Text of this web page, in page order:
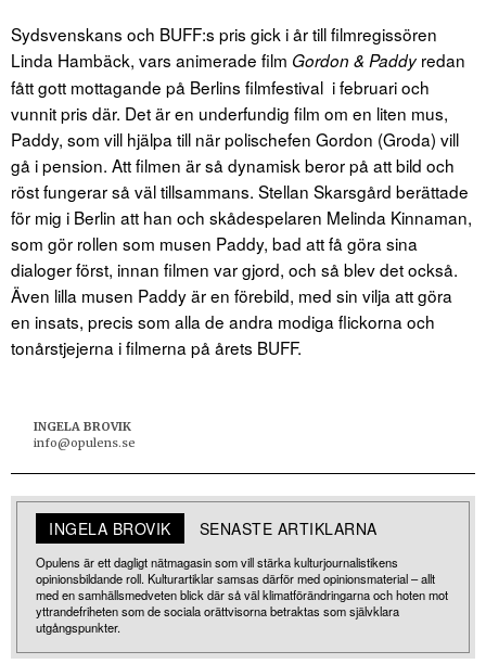
Sydsvenskans och BUFF:s pris gick i år till filmregissören
Linda Hambäck, vars animerade film Gordon & Paddy redan
fått gott mottagande på Berlins filmfestival i februari och
vunnit pris där. Det är en underfundig film om en liten mus,
Paddy, som vill hjälpa till när polischefen Gordon (Groda) vill
gå i pension. Att filmen är så dynamisk beror på att bild och
röst fungerar så väl tillsammans. Stellan Skarsgård berättade
för mig i Berlin att han och skådespelaren Melinda Kinnaman,
som gör rollen som musen Paddy, bad att få göra sina
dialoger först, innan filmen var gjord, och så blev det också.
Även lilla musen Paddy är en förebild, med sin vilja att göra
en insats, precis som alla de andra modiga flickorna och
tonårstjejerna i filmerna på årets BUFF.
INGELA BROVIK
info@opulens.se
INGELA BROVIK SENASTE ARTIKLARNA
Opulens är ett dagligt nätmagasin som vill stärka kulturjournalistikens
opinionsbildande roll. Kulturartiklar samsas därför med opinionsmaterial – allt
med en samhällsmedveten blick där så väl klimatförändringarna och hoten mot
yttrandefriheten som de sociala orättvisorna betraktas som självklara
utgångspunkter.